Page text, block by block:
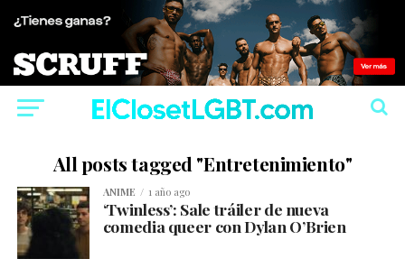
All posts tagged "Entretenimiento"
ANIME 1 año ago
‘Twinless’: Sale tráiler de nueva
comedia queer con Dylan O’Brien